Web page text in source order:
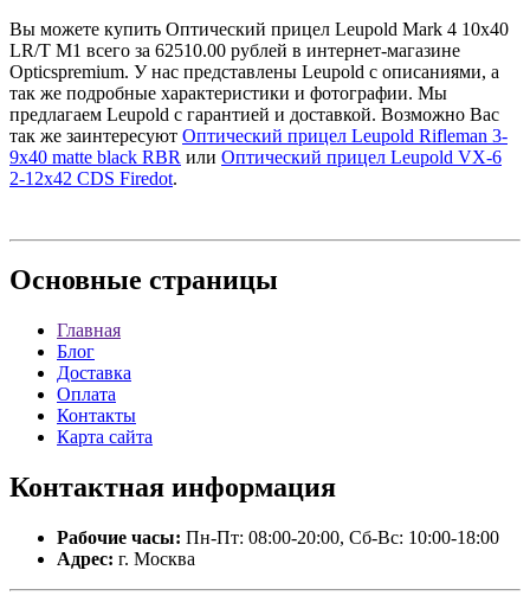
Вы можете купить Оптический прицел Leupold Mark 4 10x40
LR/T M1 всего за 62510.00 рублей в интернет-магазине
Opticspremium. У нас представлены Leupold с описаниями, а
так же подробные характеристики и фотографии. Мы
предлагаем Leupold с гарантией и доставкой. Возможно Вас
так же заинтересуют Оптический прицел Leupold Rifleman 3-
9x40 matte black RBR или Оптический прицел Leupold VX-6
2-12x42 CDS Firedot.
Основные страницы
Главная
Блог
Доставка
Оплата
Контакты
Карта сайта
Контактная информация
Рабочие часы: Пн-Пт: 08:00-20:00, Сб-Вс: 10:00-18:00
Адрес: г. Москва